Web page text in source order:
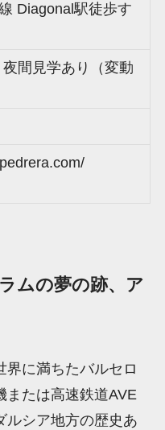
Diagonal駅徒歩す
間見学あり（変動
ムの夢の跡、ア
界に満ちたバルセロ
または高速鉄道AVE
ルシア地方の歴史あ